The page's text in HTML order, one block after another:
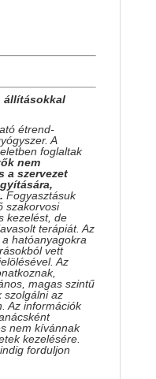
állításokkal
étrend-
A
foglaltak
nem
a szervezet
Fogyasztásuk
szakorvosi
kezelést, de
terápiát. Az
hatóanyagokra
vett
Az
magas szintű
szolgálni az
Az információk
nem kívánnak
kezelésére.
forduljon